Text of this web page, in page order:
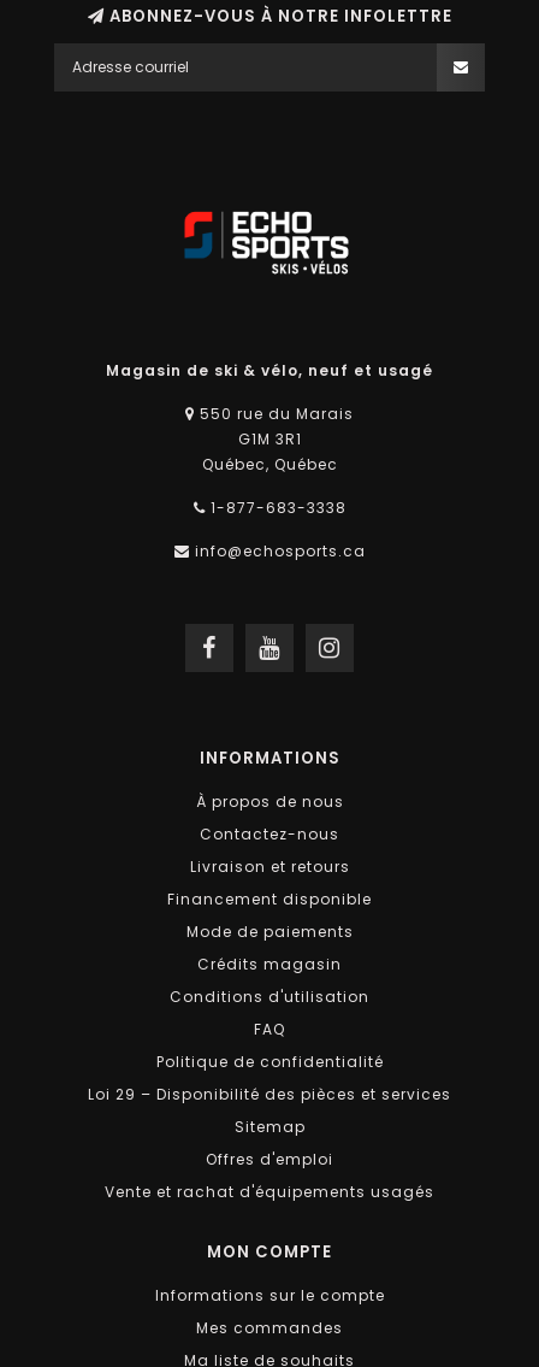
ABONNEZ-VOUS À NOTRE INFOLETTRE
Magasin de ski & vélo, neuf et usagé
550 rue du Marais
G1M 3R1
Québec, Québec
1-877-683-3338
info@echosports.ca
INFORMATIONS
À propos de nous
Contactez-nous
Livraison et retours
Financement disponible
Mode de paiements
Crédits magasin
Conditions d'utilisation
FAQ
Politique de confidentialité
Loi 29 – Disponibilité des pièces et services
Sitemap
Offres d'emploi
Vente et rachat d'équipements usagés
MON COMPTE
Informations sur le compte
Mes commandes
Ma liste de souhaits